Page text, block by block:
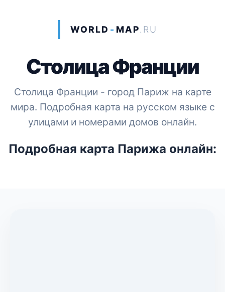
WORLD - MAP.RU
Столица Франции
Столица Франции - город Париж на карте
мира. Подробная карта на русском языке с
улицами и номерами домов онлайн.
Подробная карта Парижа онлайн: